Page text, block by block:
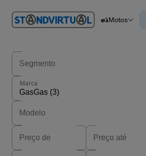
em
Carros Carros
Motos
Marca